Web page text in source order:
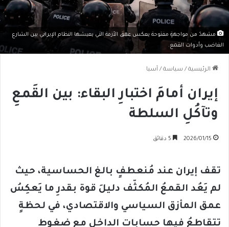
مشهدٌ من مواجهةٍ مفتوحة يعكس عمق الأزمة التي يعيشها النظام الإيراني بين الشارع
الغاضب وأدوات القمع.
الرئيسية / سياسة / آسيا
إيران أمامَ اختبارِ البقاء: بين القَمعِ
وتآكُلِ السلطة
2026/01/15
تقف إيران عند مُنعطفٍ بالغ الحساسية، حيث
لم يَعُد القمعُ المُكثّف دليلَ قوة بقدرِ ما يَعكِسُ
عمق المأزق السياسي والاقتصادي، في لحظةٍ
تتقاطعُ فيها حسابات الداخل مع ضغوط